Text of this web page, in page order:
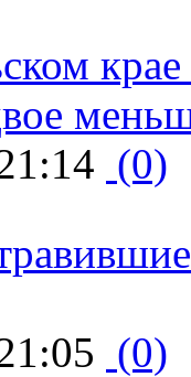
(0)
(0)